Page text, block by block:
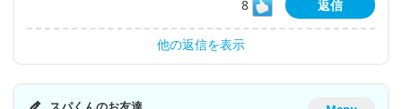
8 返信
他の返信を表示